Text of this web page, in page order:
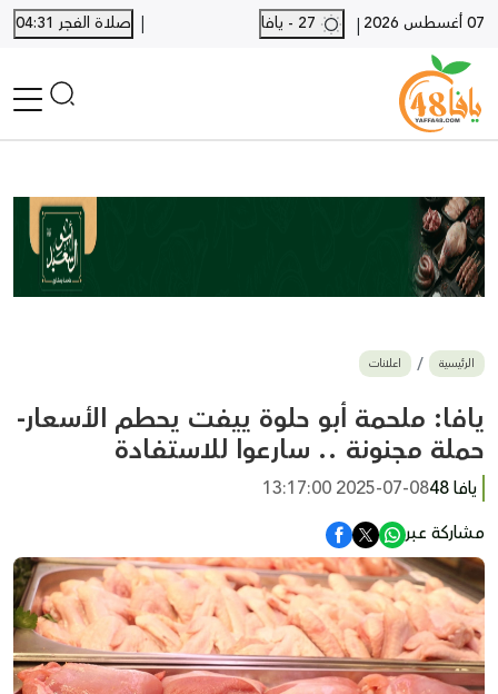
07 أغسطس 2026 |
| صلاة الفجر 04:31
أخبار محلية
أخبار يافا
SHORTS
أخبار اللد والرملة
بيع وشراء
أخبار القدس
وفيات
المزيد
ارسل خبر
الرئيسية اعلانات
يافا: ملحمة أبو حلوة ييفت يحطم الأسعار-
حملة مجنونة .. سارعوا للاستفادة
يافا 48
2025-07-08 13:17:00
مشاركة عبر